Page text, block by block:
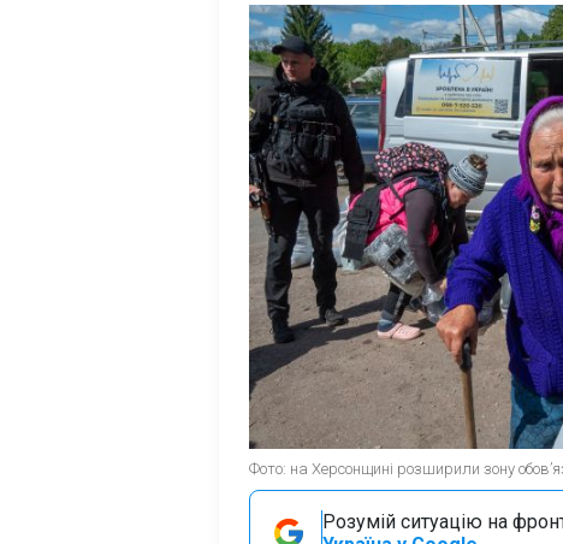
Фото: на Херсонщині розширили зону
Розумій ситуацію на